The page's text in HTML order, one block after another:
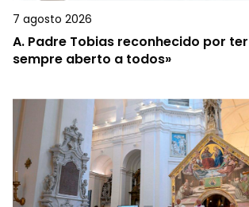
7 agosto 2026
A. Padre Tobias reconhecido por
sempre aberto a todos»